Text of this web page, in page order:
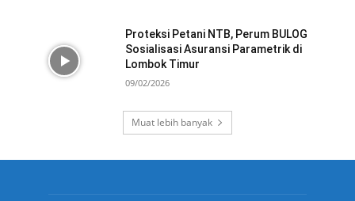
Proteksi Petani NTB, Perum BULOG
Sosialisasi Asuransi Parametrik di
Lombok Timur
09/02/2026
Muat lebih banyak